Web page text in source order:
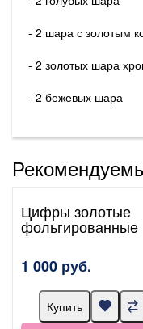
- 2 шара с золотым
- 2 золотых шара
- 2 бежевых шара
Цифры золотые
фольгированные
1 000 руб.
Купить